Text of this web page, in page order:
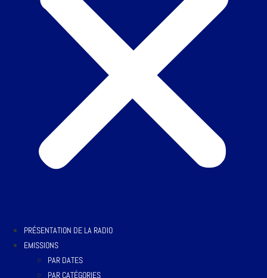
PRÉSENTATION DE LA RADIO
EMISSIONS
PAR DATES
PAR CATÉGORIES